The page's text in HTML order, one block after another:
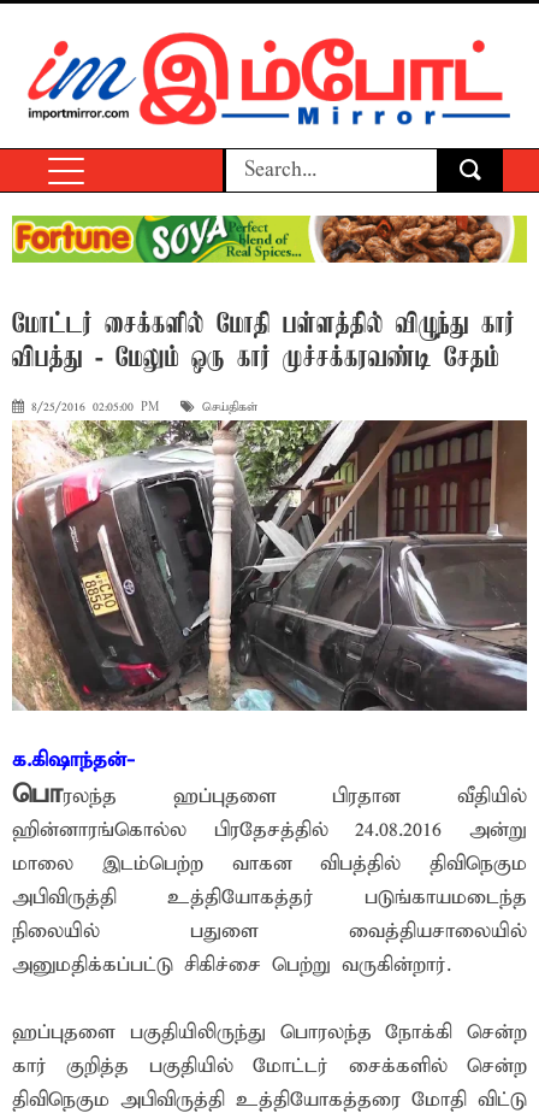
மோட்டர் சைக்களில் மோதி பள்ளத்தில் விழுந்து கார்
விபத்து - மேலும் ஒரு கார் முச்சக்கரவண்டி சேதம்
8/25/2016 02:05:00 PM செய்திகள்
க.கிஷாந்தன்-
பொரலந்த ஹப்புதளை பிரதான வீதியில்
ஹின்னாரங்கொல்ல பிரதேசத்தில் 24.08.2016 அன்று
மாலை இடம்பெற்ற வாகன விபத்தில் திவிநெகும
அபிவிருத்தி உத்தியோகத்தர் படுங்காயமடைந்த
நிலையில் பதுளை வைத்தியசாலையில்
அனுமதிக்கப்பட்டு சிகிச்சை பெற்று வருகின்றார்.
ஹப்புதளை பகுதியிலிருந்து பொரலந்த நோக்கி சென்ற
கார் குறித்த பகுதியில் மோட்டர் சைக்களில் சென்ற
திவிநெகும அபிவிருத்தி உத்தியோகத்தரை மோதி விட்டு